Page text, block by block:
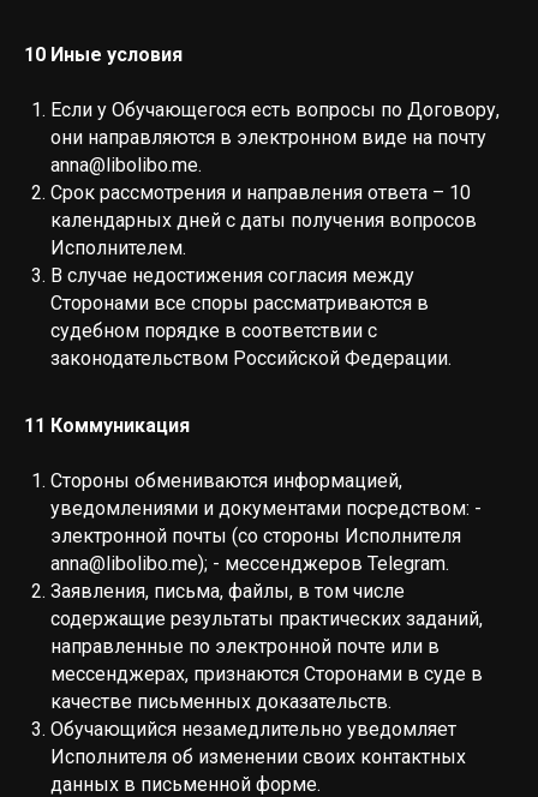
10 Иные условия
Если у Обучающегося есть вопросы по Договору,
они направляются в электронном виде на почту
anna@libolibo.me.
Срок рассмотрения и направления ответа – 10
календарных дней с даты получения вопросов
Исполнителем.
В случае недостижения согласия между
Сторонами все споры рассматриваются в
судебном порядке в соответствии с
законодательством Российской Федерации.
11 Коммуникация
Стороны обмениваются информацией,
уведомлениями и документами посредством: -
электронной почты (со стороны Исполнителя
anna@libolibo.me); - мессенджеров Telegram.
Заявления, письма, файлы, в том числе
содержащие результаты практических заданий,
направленные по электронной почте или в
мессенджерах, признаются Сторонами в суде в
качестве письменных доказательств.
Обучающийся незамедлительно уведомляет
Исполнителя об изменении своих контактных
данных в письменной форме.